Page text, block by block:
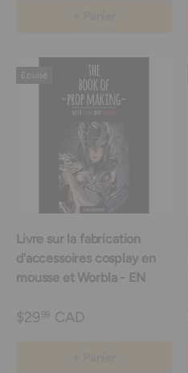
Épuisé
Livre sur la fabrication
d'accessoires cosplay en
mousse et Worbla - EN
$29 98 CAD